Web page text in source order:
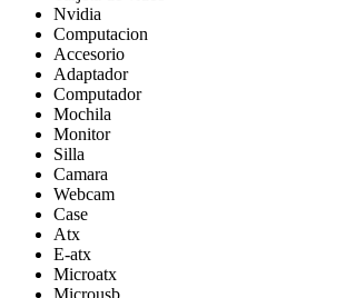
Nvidia
Computacion
Accesorio
Adaptador
Computador
Mochila
Monitor
Silla
Camara
Webcam
Case
Atx
E-atx
Microatx
Microusb